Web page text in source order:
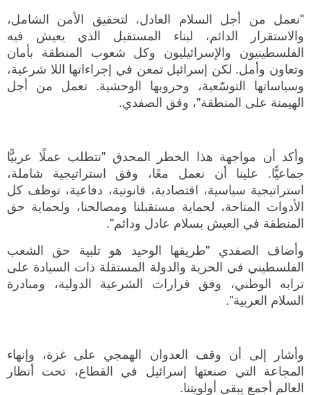
"نعمل من أجل السلام العادل، لتحقيق الأمن الشامل،
والاستقرار الدائم، لبناء المستقبل الذي يعيش فيه
الفلسطينيون والإسرائيليون وكل شعوب المنطقة بأمان
وتعاون وأمل. لكن إسرائيل تمعن في إجراءاتها اللا شرعية،
وسياساتها التوسّعية، وحروبها الوحشية. تعمل من أجل
الهيمنة على المنطقة"، وفق الصفدي.
وأكد أن مواجهة هذا الخطر المحدق "تتطلب عملًا عربيًّا
جماعيًّا. علينا أن نعمل معًا، وفق استراتيجية شاملة،
استراتيجية سياسية، اقتصادية، قانونية، دفاعية، توظف كل
الأدوات المتاحة، لحماية مستقبلنا ومصالحنا، ولحماية حق
المنطقة في العيش بسلام عادل ودائم".
وأضاف الصفدي "طريقها الوحيد هو تلبية حق الشعب
الفلسطيني في الحرية والدولة المستقلة ذات السيادة على
ترابه الوطني، وفق قرارات الشرعية الدولية، ومبادرة
السلام العربية".
وأشار إلى أن وقف العدوان الهمجي على غزة، وإنهاء
المجاعة التي صنعتها إسرائيل في القطاع، تحت أنظار
العالم أجمع يبقى أولويتنا.